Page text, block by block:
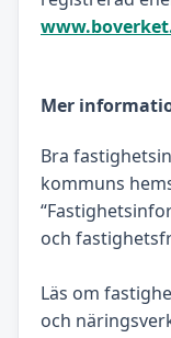
Mer
Bra
kommuns
och
Läs om
och